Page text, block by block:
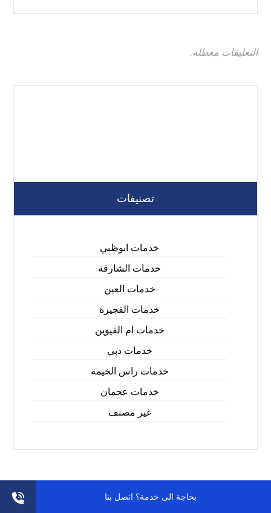
التعليقات معطلة.
تصنيفات
خدمات ابوظبي
خدمات الشارقة
خدمات العين
خدمات الفجيرة
خدمات ام القيوين
خدمات دبي
خدمات راس الخيمة
خدمات عجمان
غير مصنف
بحاجة الى خدمة؟ اتصل بنا